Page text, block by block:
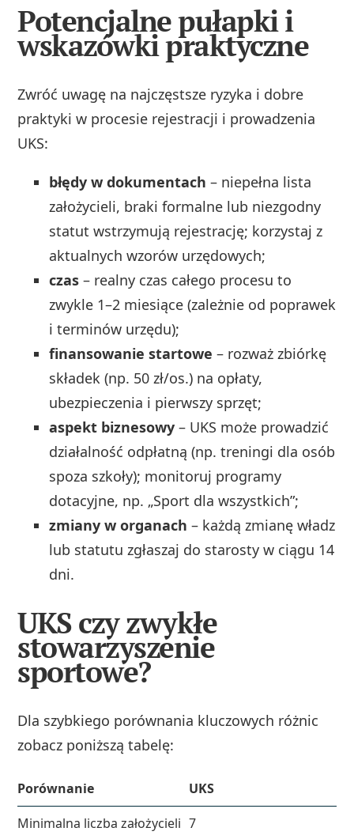
Potencjalne pułapki i
wskazówki praktyczne
Zwróć uwagę na najczęstsze ryzyka i dobre
praktyki w procesie rejestracji i prowadzenia
UKS:
błędy w dokumentach – niepełna lista
założycieli, braki formalne lub niezgodny
statut wstrzymują rejestrację; korzystaj z
aktualnych wzorów urzędowych;
czas – realny czas całego procesu to
zwykle 1–2 miesiące (zależnie od poprawek
i terminów urzędu);
finansowanie startowe – rozważ zbiórkę
składek (np. 50 zł/os.) na opłaty,
ubezpieczenia i pierwszy sprzęt;
aspekt biznesowy – UKS może prowadzić
działalność odpłatną (np. treningi dla osób
spoza szkoły); monitoruj programy
dotacyjne, np. „Sport dla wszystkich”;
zmiany w organach – każdą zmianę władz
lub statutu zgłaszaj do starosty w ciągu 14
dni.
UKS czy zwykłe
stowarzyszenie
sportowe?
Dla szybkiego porównania kluczowych różnic
zobacz poniższą tabelę:
Porównanie
UKS
Minimalna liczba założycieli 7